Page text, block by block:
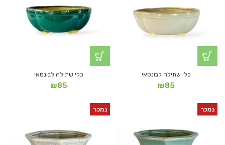
כלי שתילה לבונסאי
₪85
כלי שתילה לבונסאי
₪85
נמכר נמכר